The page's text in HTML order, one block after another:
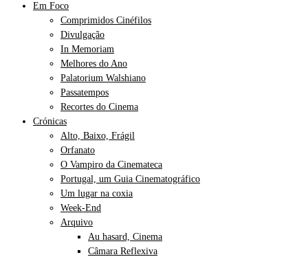
Em Foco
Comprimidos Cinéfilos
Divulgação
In Memoriam
Melhores do Ano
Palatorium Walshiano
Passatempos
Recortes do Cinema
Crónicas
Alto, Baixo, Frágil
Orfanato
O Vampiro da Cinemateca
Portugal, um Guia Cinematográfico
Um lugar na coxia
Week-End
Arquivo
Au hasard, Cinema
Câmara Reflexiva